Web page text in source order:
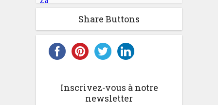
Share Buttons
Inscrivez-vous à notre
newsletter